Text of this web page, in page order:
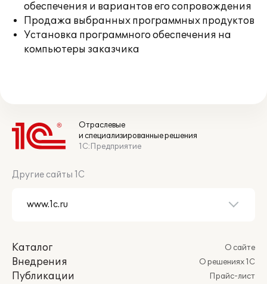
обеспечения и вариантов его сопровождения
Продажа выбранных программных продуктов
Установка программного обеспечения на
компьютеры заказчика
Отраслевые
и специализированные решения
1С:Предприятие
Другие сайты 1С
Каталог
Внедрения
Публикации
О сайте
О решениях 1С
Прайс-лист